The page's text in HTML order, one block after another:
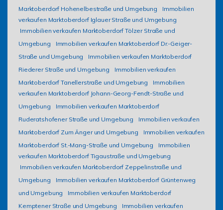
Marktoberdorf Hohenelbestraße und Umgebung
Immobilien
verkaufen Marktoberdorf Iglauer Straße und Umgebung
Immobilien verkaufen Marktoberdorf Tölzer Straße und
Umgebung
Immobilien verkaufen Marktoberdorf Dr.-Geiger-
Straße und Umgebung
Immobilien verkaufen Marktoberdorf
Riederer Straße und Umgebung
Immobilien verkaufen
Marktoberdorf Tanellerstraße und Umgebung
Immobilien
verkaufen Marktoberdorf Johann-Georg-Fendt-Straße und
Umgebung
Immobilien verkaufen Marktoberdorf
Ruderatshofener Straße und Umgebung
Immobilien verkaufen
Marktoberdorf Zum Änger und Umgebung
Immobilien verkaufen
Marktoberdorf St.-Mang-Straße und Umgebung
Immobilien
verkaufen Marktoberdorf Tigaustraße und Umgebung
Immobilien verkaufen Marktoberdorf Zeppelinstraße und
Umgebung
Immobilien verkaufen Marktoberdorf Grüntenweg
und Umgebung
Immobilien verkaufen Marktoberdorf
Kemptener Straße und Umgebung
Immobilien verkaufen